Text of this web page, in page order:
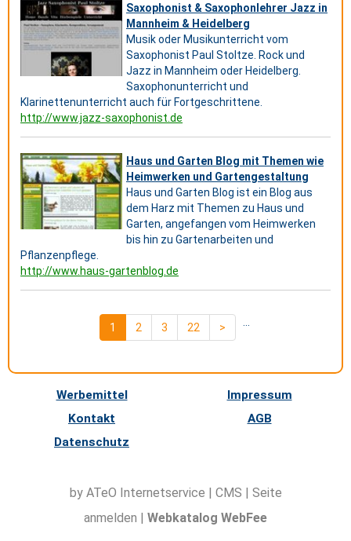
Saxophonist & Saxophonlehrer Jazz in
Mannheim & Heidelberg
Musik oder Musikunterricht vom
Saxophonist Paul Stoltze. Rock und
Jazz in Mannheim oder Heidelberg.
Saxophonunterricht und
Klarinettenunterricht auch für Fortgeschrittene.
http://www.jazz-saxophonist.de
Haus und Garten Blog mit Themen wie
Heimwerken und Gartengestaltung
Haus und Garten Blog ist ein Blog aus
dem Harz mit Themen zu Haus und
Garten, angefangen vom Heimwerken
bis hin zu Gartenarbeiten und
Pflanzenpflege.
http://www.haus-gartenblog.de
1 2 3 22 >
Werbemittel
Impressum
Kontakt
AGB
Datenschutz
by ATeO Internetservice | CMS | Seite
anmelden | Webkatalog WebFee